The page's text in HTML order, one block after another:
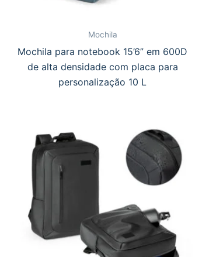
Mochila
Mochila para notebook 15’6” em 600D
de alta densidade com placa para
personalização 10 L